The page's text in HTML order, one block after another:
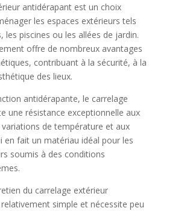
antidérapant est un choix
les espaces extérieurs tels
les piscines ou les allées de jardin.
offre de nombreux avantages
contribuant à la sécurité, à la
des lieux.
antidérapante, le carrelage
une résistance exceptionnelle aux
de température et aux
en fait un matériau idéal pour les
soumis à des conditions
du carrelage extérieur
simple et nécessite peu